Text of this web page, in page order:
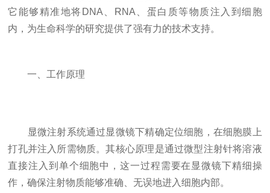
它能够精准地将DNA、RNA、蛋白质等物质注入到细胞
内，为生命科学的研究提供了强有力的技术支持。
一、工作原理
显微注射系统通过显微镜下精确定位细胞，在细胞膜上
打孔并注入所需物质。其核心原理是通过微型注射针将溶液
直接注入到单个细胞中，这一过程需要在显微镜下精细操
作，确保注射物质能够准确、无误地进入细胞内部。